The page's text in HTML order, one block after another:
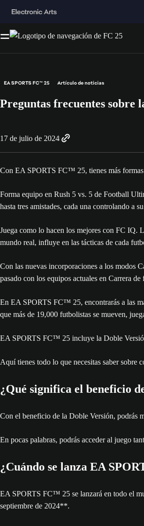
EA SPORTS FC™ 25 Artículo de noticias
Preguntas frecuentes sobre
17 de julio de 2024
Con EA SPORTS FC™ 25, tienes más
Forma equipo en Rush 5 vs. 5 de Football
hasta tres amistades, cada una controlando a
Juega como lo hacen los mejores con FC IQ.
mundo real, influye en las tácticas de cada
Con las nuevas incorporaciones a los modos
pasado con los equipos actuales en Carrera
En EA SPORTS FC™ 25, encontrarás a las
que más de 19,000 futbolistas se mueven,
EA SPORTS FC™ 25 incluye la Doble
Aquí tienes todo lo que necesitas saber
¿Qué significa el beneficio
Con el beneficio de la Doble Versión, podrás
En pocas palabras, podrás acceder al juego
¿Cuándo se lanza EA
EA SPORTS FC™ 25 se lanzará en todo el
septiembre de 2024**.